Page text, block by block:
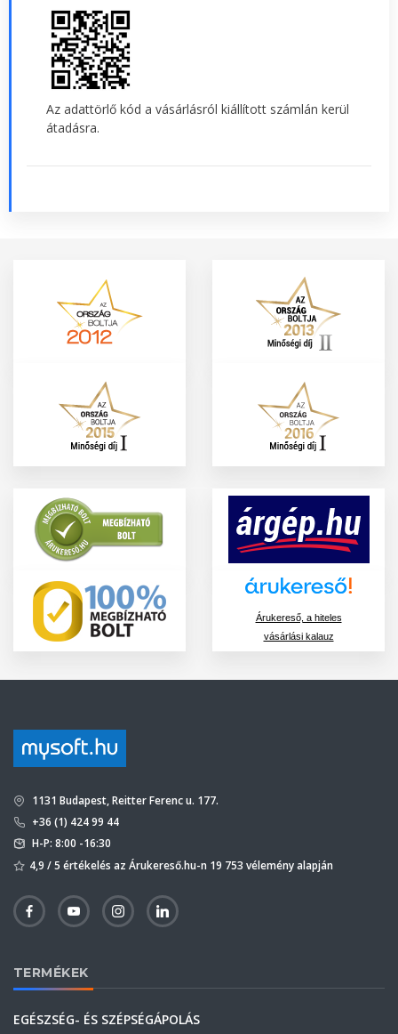
Az adattörlő kód a vásárlásról kiállított számlán kerül
átadásra.
Árukereső, a hiteles
vásárlási kalauz
1131 Budapest, Reitter Ferenc u. 177.
+36 (1) 424 99 44
H-P: 8:00 -16:30
4,9 / 5 értékelés az Árukereső.hu-n 19 753 vélemény alapján
TERMÉKEK
EGÉSZSÉG- ÉS SZÉPSÉGÁPOLÁS